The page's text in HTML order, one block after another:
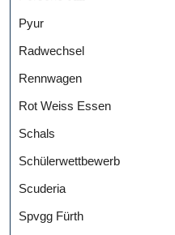
Pyur
Radwechsel
Rennwagen
Rot Weiss Essen
Schals
Schülerwettbewerb
Scuderia
Spvgg Fürth